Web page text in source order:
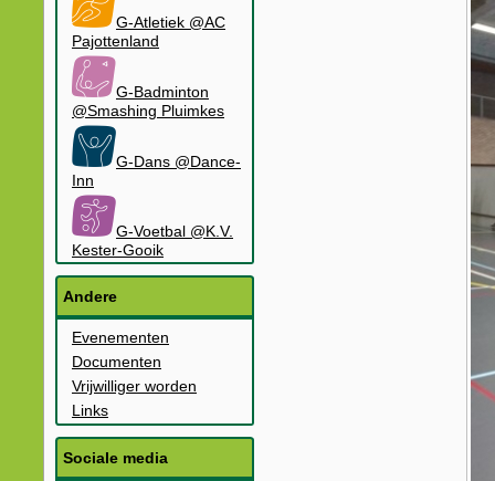
G-Atletiek @AC
Pajottenland
G-Badminton
@Smashing Pluimkes
G-Dans @Dance-
Inn
G-Voetbal @K.V.
Kester-Gooik
Andere
Evenementen
Documenten
Vrijwilliger worden
Links
Sociale media